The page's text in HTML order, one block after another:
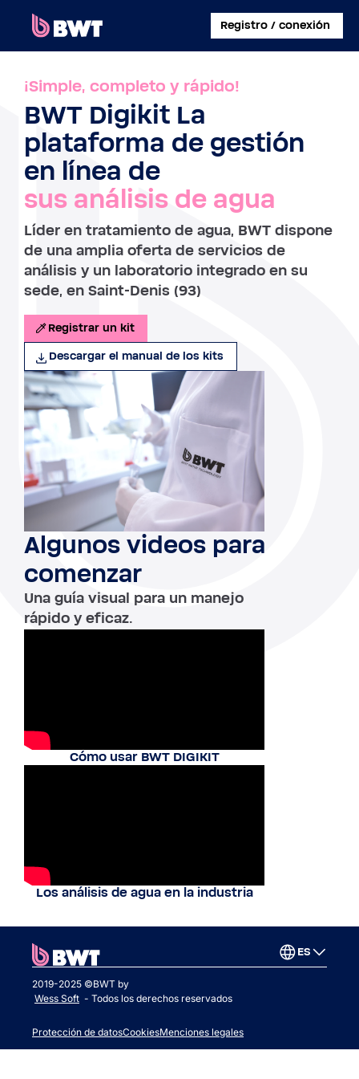
Registro / conexión
CONECTARSE A
CREAR UNA CUENTA DE USUARIO
REGISTRAR UN KIT SIN CUENTA
SOBRE BWT
CONTACTAR
¡Simple, completo y rápido!
BWT Digikit La
plataforma de gestión
en línea de
sus análisis de agua
Líder en tratamiento de agua, BWT dispone
de una amplia oferta de servicios de
análisis y un laboratorio integrado en su
sede, en Saint-Denis (93)
Registrar un kit
Descargar el manual de los kits
Algunos videos para
comenzar
Una guía visual para un manejo
rápido y eficaz.
Cómo usar BWT DIGIKIT
Los análisis de agua en la industria
ES
2019-2025 ©BWT by
Wess Soft - Todos los derechos reservados
Protección de datosCookiesMenciones legales